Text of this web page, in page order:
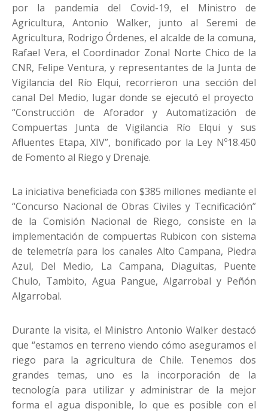
por la pandemia del Covid-19, el Ministro de
Agricultura, Antonio Walker, junto al Seremi de
Agricultura, Rodrigo Órdenes, el alcalde de la comuna,
Rafael Vera, el Coordinador Zonal Norte Chico de la
CNR, Felipe Ventura, y representantes de la Junta de
Vigilancia del Río Elqui, recorrieron una sección del
canal Del Medio, lugar donde se ejecutó el proyecto
“Construcción de Aforador y Automatización de
Compuertas Junta de Vigilancia Río Elqui y sus
Afluentes Etapa, XIV”, bonificado por la Ley Nº18.450
de Fomento al Riego y Drenaje.
La iniciativa beneficiada con $385 millones mediante el
“Concurso Nacional de Obras Civiles y Tecnificación”
de la Comisión Nacional de Riego, consiste en la
implementación de compuertas Rubicon con sistema
de telemetría para los canales Alto Campana, Piedra
Azul, Del Medio, La Campana, Diaguitas, Puente
Chulo, Tambito, Agua Pangue, Algarrobal y Peñón
Algarrobal.
Durante la visita, el Ministro Antonio Walker destacó
que “estamos en terreno viendo cómo aseguramos el
riego para la agricultura de Chile. Tenemos dos
grandes temas, uno es la incorporación de la
tecnología para utilizar y administrar de la mejor
forma el agua disponible, lo que es posible con el